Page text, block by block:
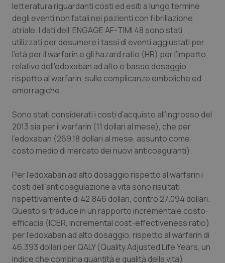
letteratura riguardanti costi ed esiti a lungo termine
degli eventi non fatali nei pazienti con fibrillazione
atriale. I dati dell’ ENGAGE AF-TIMI 48 sono stati
utilizzati per desumere i tassi di eventi aggiustati per
l’età per il warfarin e gli hazard ratio (HR) per l’impatto
relativo dell’edoxaban ad alto e basso dosaggio,
rispetto al warfarin, sulle complicanze emboliche ed
emorragiche.
Sono stati considerati i costi d’acquisto all’ingrosso del
2013 sia per il warfarin (11 dollari al mese), che per
l’edoxaban (269,18 dollari al mese, assunto come
costo medio di mercato dei nuovi anticoagulanti).
Per l’edoxaban ad alto dosaggio rispetto al warfarin i
costi dell’anticoagulazione a vita sono risultati
rispettivamente di 42.846 dollari, contro 27.094 dollari.
Questo si traduce in un rapporto incrementale costo-
efficacia (ICER, incremental cost-effectiveness ratio)
per l’edoxaban ad alto dosaggio, rispetto al warfarin di
46.393 dollari per QALY (Quality Adjusted Life Years, un
indice che combina quantità e qualità della vita)